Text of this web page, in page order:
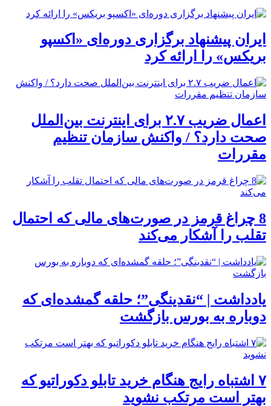
ایران پیشنهاد برگزاری دوره‌ای «اکسپو
بریکس» را ارائه کرد
اعمال ضریب ۲.۷ برای اینترنت بین‌الملل
صحت دارد؟ / واکنش سازمان تنظیم
مقررات
8 چراغ قرمز در صورت‌های مالی که احتمال
تقلب را آشکار می‌کند
یادداشت | “نقدینگی”؛ حلقه گمشده‌ای که
دوباره به بورس بازگشت
۷ اشتباه رایج هنگام خرید تابلو دکوراتیو که
بهتر است مرتکب نشوید